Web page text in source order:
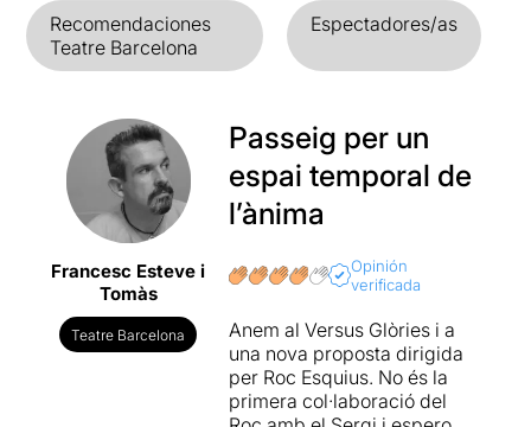
Recomendaciones
Teatre Barcelona
Espectadores/as
Francesc Esteve i
Tomàs
Teatre Barcelona
Passeig per un
espai temporal de
l’ànima
Opinión
verificada
Anem al Versus Glòries i a
una nova proposta dirigida
per Roc Esquius. No és la
primera col·laboració del